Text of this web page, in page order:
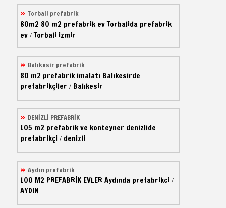
Torbali prefabrik
80m2 80 m2 prefabrik evTorbalida prefabrik
ev/Torbali izmir
Balıkesir prefabrik
80 m2 prefabrik imalatı Balıkesirde
prefabrikçiler / Balıkesir
DENİZLİ PREFABRİK
105 m2 prefabrik ve konteyner denizlide
prefabrikçi / denizli
Aydın prefabrik
100 M2 PREFABRİK EVLERAydında prefabrikci /
AYDIN